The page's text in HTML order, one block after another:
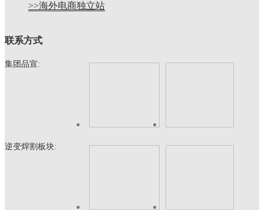
>>海外电商独立站
联系方式
集团品宣:
逆变焊割板块: